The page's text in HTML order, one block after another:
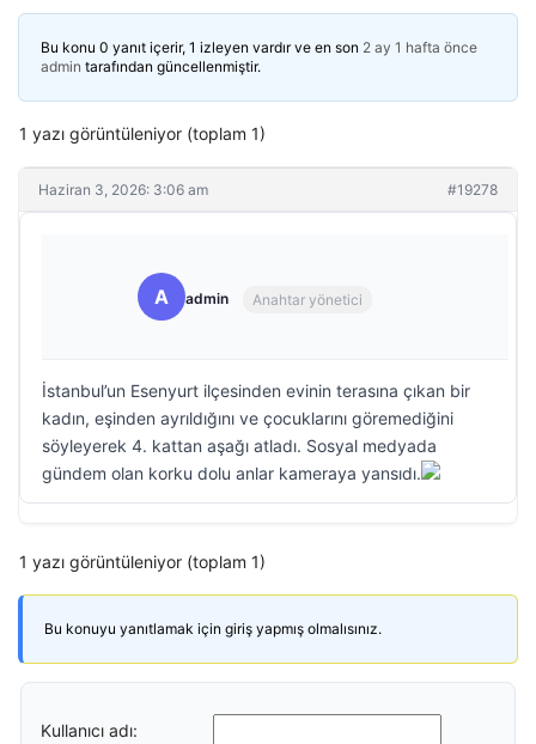
Bu konu 0 yanıt içerir, 1 izleyen vardır ve en son 2 ay 1 hafta önce
admin tarafından güncellenmiştir.
1 yazı görüntüleniyor (toplam 1)
Haziran 3, 2026: 3:06 am #19278
A admin Anahtar yönetici
İstanbul’un Esenyurt ilçesinden evinin terasına çıkan bir
kadın, eşinden ayrıldığını ve çocuklarını göremediğini
söyleyerek 4. kattan aşağı atladı. Sosyal medyada
gündem olan korku dolu anlar kameraya yansıdı.
1 yazı görüntüleniyor (toplam 1)
Bu konuyu yanıtlamak için giriş yapmış olmalısınız.
Kullanıcı adı: